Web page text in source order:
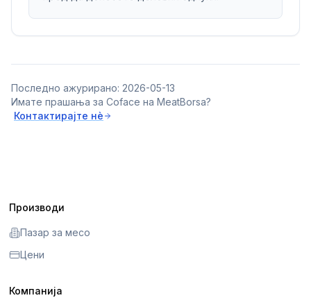
Последно ажурирано: 2026-05-13
Имате прашања за Coface на MeatBorsa?
Контактирајте нè
Производи
Пазар за месо
Цени
Компанија